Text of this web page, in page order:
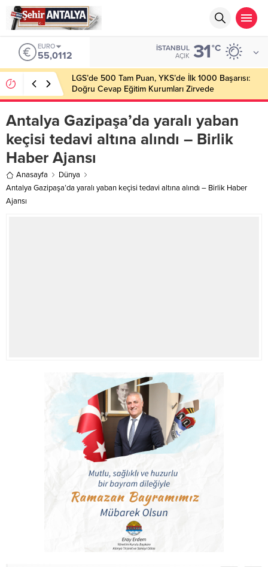
ALTIN
6.519,97
İSTANBUL
AÇIK 31°C
Latif Albayrak’tan Bursa Erzurum Dernekleri
Federasyonu İçin 25 Maddelik Büyük Vizyon
Antalya Gazipaşa’da yaralı yaban
keçisi tedavi altına alındı – Birlik
Haber Ajansı
Anasayfa
Dünya
Antalya Gazipaşa’da yaralı yaban keçisi tedavi altına alındı – Birlik Haber
Ajansı